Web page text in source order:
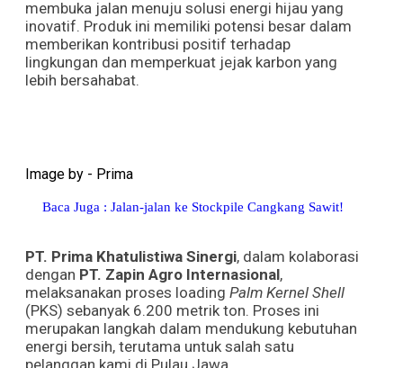
membuka jalan menuju solusi energi hijau yang
inovatif. Produk ini memiliki potensi besar dalam
memberikan kontribusi positif terhadap
lingkungan dan memperkuat jejak karbon yang
lebih bersahabat.
Image by - Prima
Baca Juga : Jalan-jalan ke Stockpile Cangkang Sawit!
PT. Prima Khatulistiwa Sinergi, dalam kolaborasi
dengan PT. Zapin Agro Internasional,
melaksanakan proses loading Palm Kernel Shell
(PKS) sebanyak 6.200 metrik ton. Proses ini
merupakan langkah dalam mendukung kebutuhan
energi bersih, terutama untuk salah satu
pelanggan kami di Pulau Jawa.